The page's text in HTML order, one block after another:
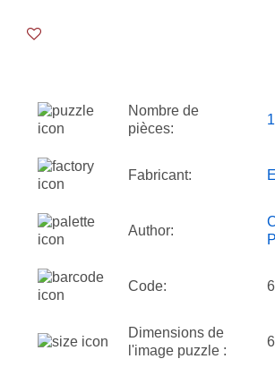
Nombre de
pièces:
Fabricant:
Author:
Code:
Dimensions de
l'image puzzle :